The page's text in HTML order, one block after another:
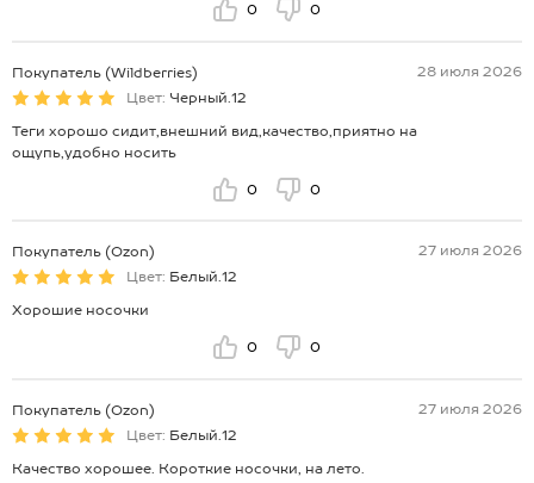
0 0
Покупатель (Wildberries)
28 июля 2026
Цвет: Черный.12
Теги хорошо сидит,внешний вид,качество,приятно на
ощупь,удобно носить
0 0
Покупатель (Ozon)
27 июля 2026
Цвет: Белый.12
Хорошие носочки
0 0
Покупатель (Ozon)
27 июля 2026
Цвет: Белый.12
Качество хорошее. Короткие носочки, на лето.